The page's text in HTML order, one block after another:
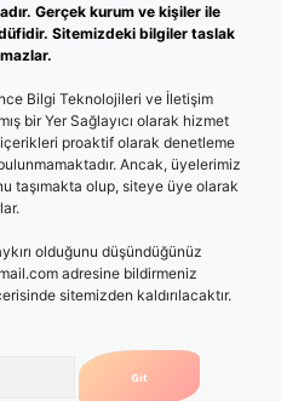
Gerçek kurum ve kişiler ile
Sitemizdeki bilgiler taslak
Bilgi Teknolojileri ve İletişim
bir Yer Sağlayıcı olarak hizmet
proaktif olarak denetleme
Ancak, üyelerimiz
taşımakta olup, siteye üye olarak
olduğunu düşündüğünüz
adresine bildirmeniz
sitemizden kaldırılacaktır.